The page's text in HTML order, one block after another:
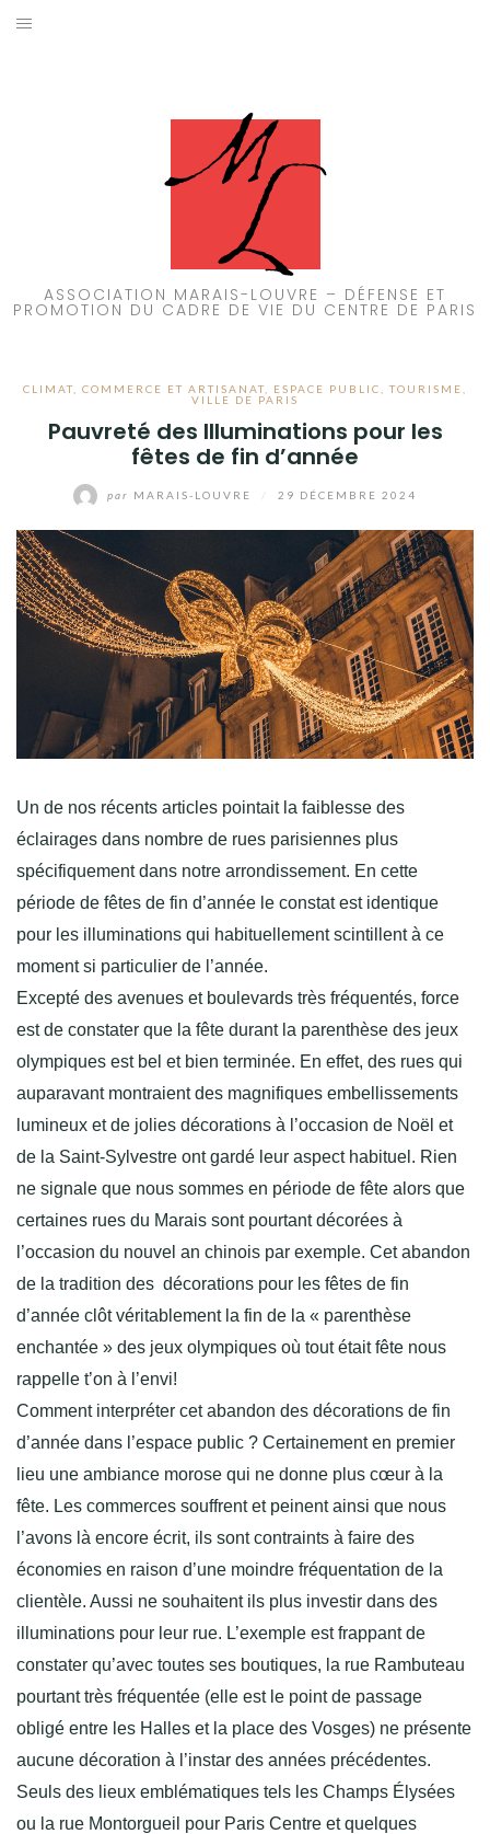
Aller
ASSOCIATION MARAIS-LOUVRE – DÉFENSE ET
PROMOTION DU CADRE DE VIE DU CENTRE DE PARIS
CLIMAT COMMERCE ET ARTISANAT ESPACE PUBLIC ,TOURISME
VILLE DE PARIS
Pauvreté des Illuminations pour les
fêtes de fin d’année
par MARAIS-LOUVRE 29 DÉCEMBRE 2024
Un de nos récents articles pointait la faiblesse des
éclairages dans nombre de rues parisiennes plus
spécifiquement dans notre arrondissement. En cette
période de fêtes de fin d’année le constat est identique
pour les illuminations qui habituellement scintillent à ce
moment si particulier de l’année.
Excepté des avenues et boulevards très fréquentés, force
est de constater que la fête durant la parenthèse des jeux
olympiques est bel et bien terminée. En effet, des rues qui
auparavant montraient des magnifiques embellissements
lumineux et de jolies décorations à l’occasion de Noël et
de la Saint-Sylvestre ont gardé leur aspect habituel. Rien
ne signale que nous sommes en période de fête alors que
certaines rues du Marais sont pourtant décorées à
l’occasion du nouvel an chinois par exemple. Cet abandon
de la tradition des décorations pour les fêtes de fin
d’année clôt véritablement la fin de la « parenthèse
enchantée » des jeux olympiques où tout était fête nous
rappelle t’on à l’envi!
Comment interpréter cet abandon des décorations de fin
d’année dans l’espace public ? Certainement en premier
lieu une ambiance morose qui ne donne plus cœur à la
fête. Les commerces souffrent et peinent ainsi que nous
l’avons là encore écrit, ils sont contraints à faire des
économies en raison d’une moindre fréquentation de la
clientèle. Aussi ne souhaitent ils plus investir dans des
illuminations pour leur rue. L’exemple est frappant de
constater qu’avec toutes ses boutiques, la rue Rambuteau
pourtant très fréquentée (elle est le point de passage
obligé entre les Halles et la place des Vosges) ne présente
aucune décoration à l’instar des années précédentes.
Seuls des lieux emblématiques tels les Champs Élysées
ou la rue Montorgueil pour Paris Centre et quelques